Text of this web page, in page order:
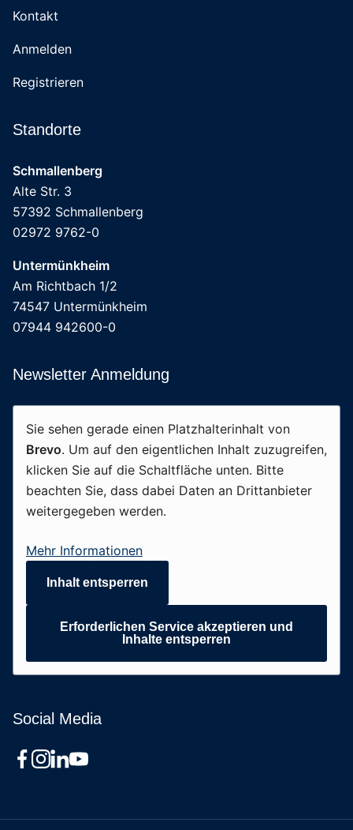
Kontakt
Anmelden
Registrieren
Standorte
Schmallenberg
Alte Str. 3
57392 Schmallenberg
02972 9762-0
Untermünkheim
Am Richtbach 1/2
74547 Untermünkheim
07944 942600-0
Newsletter Anmeldung
Sie sehen gerade einen Platzhalterinhalt von
Brevo. Um auf den eigentlichen Inhalt zuzugreifen,
klicken Sie auf die Schaltfläche unten. Bitte
beachten Sie, dass dabei Daten an Drittanbieter
weitergegeben werden.
Mehr Informationen
Inhalt entsperren
Erforderlichen Service akzeptieren und
Inhalte entsperren
Social Media